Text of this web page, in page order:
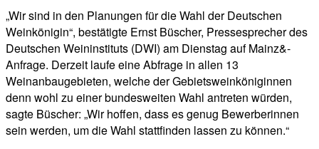
„Wir sind in den Planungen für die Wahl der Deutschen
Weinkönigin“, bestätigte Ernst Büscher, Pressesprecher des
Deutschen Weininstituts (DWI) am Dienstag auf Mainz&-
Anfrage. Derzeit laufe eine Abfrage in allen 13
Weinanbaugebieten, welche der Gebietsweinköniginnen
denn wohl zu einer bundesweiten Wahl antreten würden,
sagte Büscher: „Wir hoffen, dass es genug Bewerberinnen
sein werden, um die Wahl stattfinden lassen zu können.“